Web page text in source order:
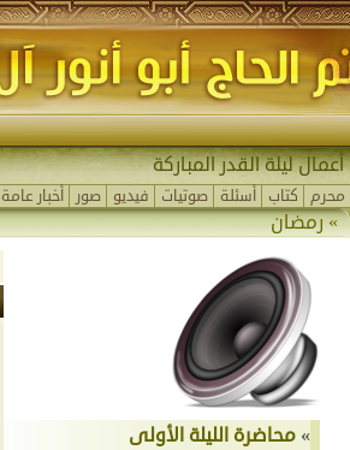
أعمال ليلة القدر المباركة
محرم كتاب أسئلة صوتيات فيديو صور أخبار عامة
»رمضان
» محاضرة الليلة الأولى